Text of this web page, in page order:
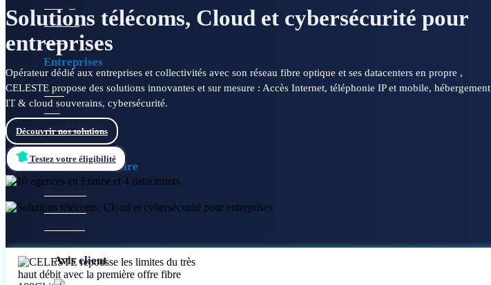
Industrie
Santé
Entreprises
PME
ETI
Grand Compte
Collectivité
Réseau Partenaire
Partenaire
Avis client
Solutions télécoms, Cloud et cybersécurité pour
entreprises
Opérateur dédié aux entreprises et collectivités avec son réseau fibre optique et ses datacenters en propre ,
CELESTE propose des solutions innovantes et sur mesure : Accès Internet, téléphonie IP et mobile, hébergement
IT & cloud souverains, cybersécurité.
Découvrir nos solutions
Testez votre éligibilité